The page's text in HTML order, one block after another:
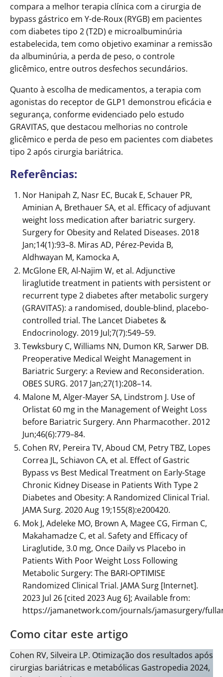
compara a melhor terapia clínica com a cirurgia de
bypass gástrico em Y-de-Roux (RYGB) em pacientes
com diabetes tipo 2 (T2D) e microalbuminúria
estabelecida, tem como objetivo examinar a remissão
da albuminúria, a perda de peso, o controle
glicêmico, entre outros desfechos secundários.
Quanto à escolha de medicamentos, a terapia com
agonistas do receptor de GLP1 demonstrou eficácia e
segurança, conforme evidenciado pelo estudo
GRAVITAS, que destacou melhorias no controle
glicêmico e perda de peso em pacientes com diabetes
tipo 2 após cirurgia bariátrica.
Referências:
Nor Hanipah Z, Nasr EC, Bucak E, Schauer PR,
Aminian A, Brethauer SA, et al. Efficacy of adjuvant
weight loss medication after bariatric surgery.
Surgery for Obesity and Related Diseases. 2018
Jan;14(1):93–8. Miras AD, Pérez-Pevida B,
Aldhwayan M, Kamocka A,
McGlone ER, Al-Najim W, et al. Adjunctive
liraglutide treatment in patients with persistent or
recurrent type 2 diabetes after metabolic surgery
(GRAVITAS): a randomised, double-blind, placebo-
controlled trial. The Lancet Diabetes &
Endocrinology. 2019 Jul;7(7):549–59.
Tewksbury C, Williams NN, Dumon KR, Sarwer DB.
Preoperative Medical Weight Management in
Bariatric Surgery: a Review and Reconsideration.
OBES SURG. 2017 Jan;27(1):208–14.
Malone M, Alger-Mayer SA, Lindstrom J. Use of
Orlistat 60 mg in the Management of Weight Loss
before Bariatric Surgery. Ann Pharmacother. 2012
Jun;46(6):779–84.
Cohen RV, Pereira TV, Aboud CM, Petry TBZ, Lopes
Correa JL, Schiavon CA, et al. Effect of Gastric
Bypass vs Best Medical Treatment on Early-Stage
Chronic Kidney Disease in Patients With Type 2
Diabetes and Obesity: A Randomized Clinical Trial.
JAMA Surg. 2020 Aug 19;155(8):e200420.
Mok J, Adeleke MO, Brown A, Magee CG, Firman C,
Makahamadze C, et al. Safety and Efficacy of
Liraglutide, 3.0 mg, Once Daily vs Placebo in
Patients With Poor Weight Loss Following
Metabolic Surgery: The BARI-OPTIMISE
Randomized Clinical Trial. JAMA Surg [Internet].
2023 Jul 26 [cited 2023 Aug 6]; Available from:
https://jamanetwork.com/journals/jamasurgery/
Como citar este artigo
Cohen RV, Silveira LP. Otimização dos resultados após
cirurgias bariátricas e metabólicas Gastropedia 2024,